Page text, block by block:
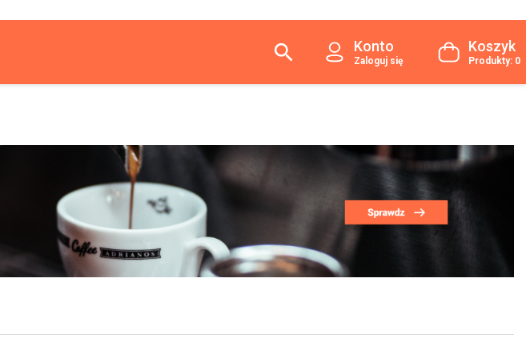
 Konto
Zaloguj się
Koszyk
Produkty: 0